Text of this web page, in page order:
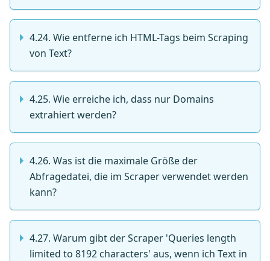
4.24. Wie entferne ich HTML-Tags beim Scraping
von Text?
4.25. Wie erreiche ich, dass nur Domains
extrahiert werden?
4.26. Was ist die maximale Größe der
Abfragedatei, die im Scraper verwendet werden
kann?
4.27. Warum gibt der Scraper 'Queries length
limited to 8192 characters' aus, wenn ich Text in